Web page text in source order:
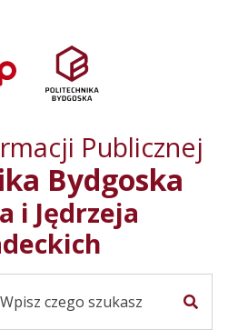
menu
Publicznej
Bydgoska
i Jędrzeja